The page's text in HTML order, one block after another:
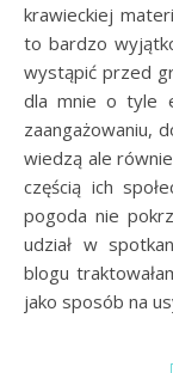
krawieckiej
to bardzo
wystąpić przed
dla mnie o tyle
zaangażowaniu,
wiedzą ale
częścią ich
pogoda nie
udział w
blogu
jako sposób na